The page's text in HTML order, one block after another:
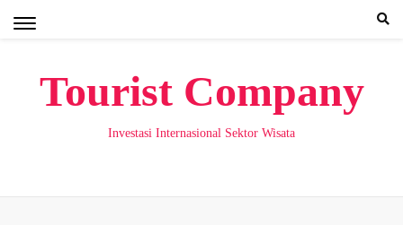
Tourist Company
Investasi Internasional Sektor Wisata